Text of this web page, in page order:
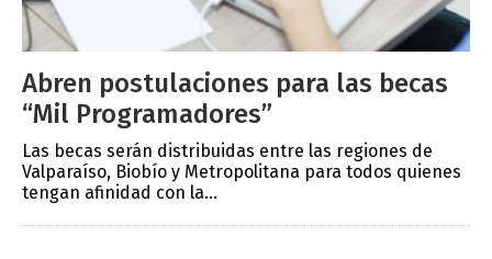
Abren postulaciones para las becas
“Mil Programadores”
Las becas serán distribuidas entre las regiones de
Valparaíso, Biobío y Metropolitana para todos quienes
tengan afinidad con la...